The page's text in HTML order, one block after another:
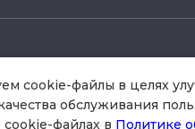
+7
cookie-файлы в целях
обслуживания
файлах в Политике